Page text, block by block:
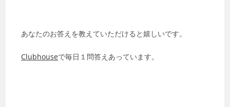
あなたのお答えを教えていただけると嬉しいです。
Clubhouseで毎日１問答えあっています。